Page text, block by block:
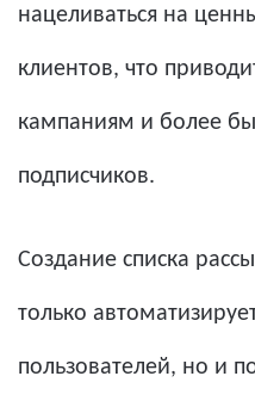
нацеливаться на
клиентов, что
кампаниям и более
подписчиков.
Создание списка
только
пользователей, но и